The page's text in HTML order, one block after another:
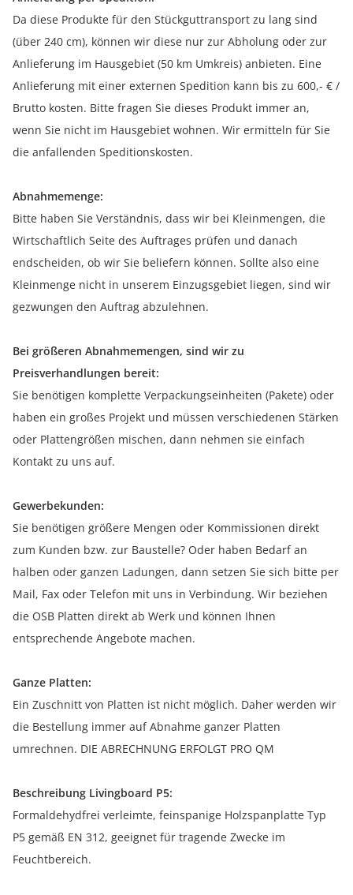
Da diese Produkte für den Stückguttransport zu lang sind
(über 240 cm), können wir diese nur zur Abholung oder zur
Anlieferung im Hausgebiet (50 km Umkreis) anbieten. Eine
Anlieferung mit einer externen Spedition kann bis zu 600,- € /
Brutto kosten. Bitte fragen Sie dieses Produkt immer an,
wenn Sie nicht im Hausgebiet wohnen. Wir ermitteln für Sie
die anfallenden Speditionskosten.
Abnahmemenge:
Bitte haben Sie Verständnis, dass wir bei Kleinmengen, die
Wirtschaftlich Seite des Auftrages prüfen und danach
endscheiden, ob wir Sie beliefern können. Sollte also eine
Kleinmenge nicht in unserem Einzugsgebiet liegen, sind wir
gezwungen den Auftrag abzulehnen.
Bei größeren Abnahmemengen, sind wir zu
Preisverhandlungen bereit:
Sie benötigen komplette Verpackungseinheiten (Pakete) oder
haben ein großes Projekt und müssen verschiedenen Stärken
oder Plattengrößen mischen, dann nehmen sie einfach
Kontakt zu uns auf.
Gewerbekunden:
Sie benötigen größere Mengen oder Kommissionen direkt
zum Kunden bzw. zur Baustelle? Oder haben Bedarf an
halben oder ganzen Ladungen, dann setzen Sie sich bitte per
Mail, Fax oder Telefon mit uns in Verbindung. Wir beziehen
die OSB Platten direkt ab Werk und können Ihnen
entsprechende Angebote machen.
Ganze Platten:
Ein Zuschnitt von Platten ist nicht möglich. Daher werden wir
die Bestellung immer auf Abnahme ganzer Platten
umrechnen. DIE ABRECHNUNG ERFOLGT PRO QM
Beschreibung Livingboard P5:
Formaldehydfrei verleimte, feinspanige Holzspanplatte Typ
P5 gemäß EN 312, geeignet für tragende Zwecke im
Feuchtbereich.